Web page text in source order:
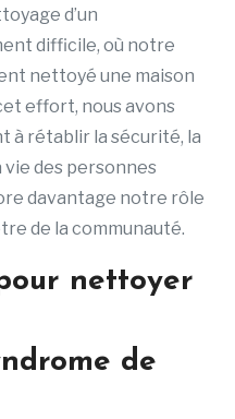
d’un
difficile, où notre
nettoyé une maison
effort, nous avons
à rétablir la sécurité, la
des personnes
davantage notre rôle
de la communauté.
nettoyer
de